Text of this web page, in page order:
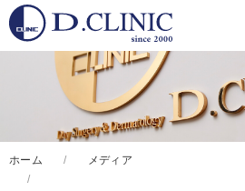
ホーム メディア